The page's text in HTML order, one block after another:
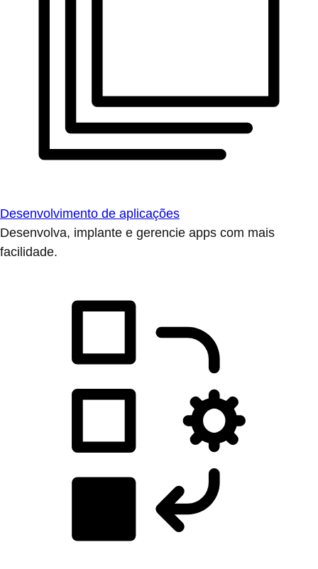
Desenvolvimento de aplicações
Desenvolva, implante e gerencie apps com mais
facilidade.